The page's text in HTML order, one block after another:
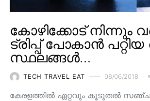
കോഴിക്കോട് നിന്നും
ട്രിപ്പ് പോകാൻ
സ്ഥലങ്ങൾ…
TECH TRAVEL EAT 08/06/2018
കേരളത്തിൽ ഏറ്റവും കൂടുതൽ